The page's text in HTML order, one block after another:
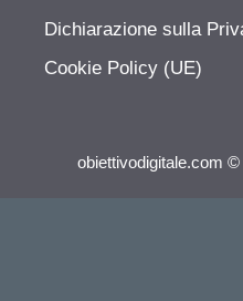
Dichiarazione sulla
Cookie Policy (UE)
obiettivodigitale.com